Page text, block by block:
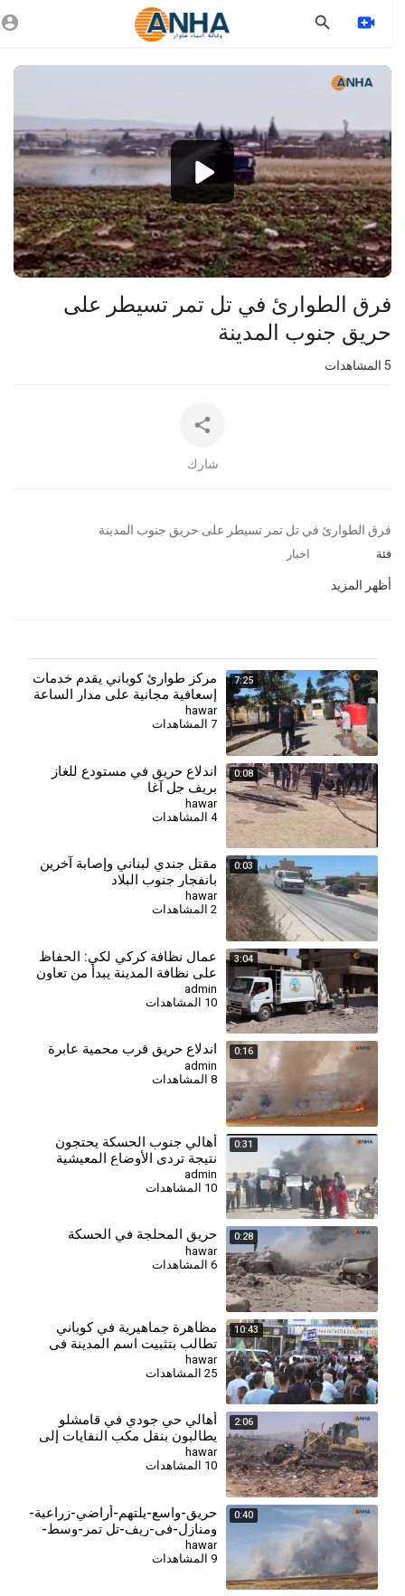
Video
Player
1080p
360p
240p
auto
فرق الطوارئ في تل تمر تسيطر على
حريق جنوب المدينة
المشاهدات
شارك
⁣فرق الطوارئ في تل تمر تسيطر على حريق جنوب المدينة
فئة اخبار
أظهر المزيد
7:25
مركز طوارئ كوباني يقدم خدمات
إسعافية مجانية على مدار الساعة
لأهالي المدينة وريفها
hawar
7 المشاهدات
0:08
اندلاع حريق في مستودع للغاز
بريف جل آغا
hawar
4 المشاهدات
0:03
مقتل جندي لبناني وإصابة آخرين
بانفجار جنوب البلاد
hawar
2 المشاهدات
3:04
⁣عمال نظافة كركي لكي: الحفاظ
على نظافة المدينة يبدأ من تعاون
المواطنين
admin
10 المشاهدات
0:16 اندلاع حريق قرب محمية عابرة
admin
8 المشاهدات
0:31
⁣أهالي جنوب الحسكة يحتجون
نتيجة تردي الأوضاع المعيشية
والخدمية
admin
10 المشاهدات
0:28 حريق المحلجة في الحسكة
hawar
6 المشاهدات
10:43
مظاهرة جماهيرية في كوباني
تطالب بتثبيت اسم المدينة في
الوثائق الرسمية
hawar
25 المشاهدات
2:06
أهالي حي جودي في قامشلو
يطالبون بنقل مكب النفايات إلى
خارج المدينة
hawar
10 المشاهدات
0:40
حريق-واسع-يلتهم-أراضي-زراعية-
ومنازل-في-ريف-تل تمر-وسط-
مناشدات-لتدخل-عاجل
hawar
9 المشاهدات